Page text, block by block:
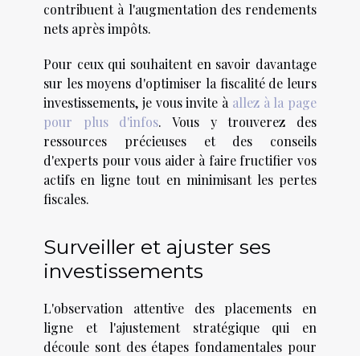
contribuent à l'augmentation des rendements
nets après impôts.
Pour ceux qui souhaitent en savoir davantage
sur les moyens d'optimiser la fiscalité de leurs
investissements, je vous invite à allez à la page
pour plus d'infos. Vous y trouverez des
ressources précieuses et des conseils
d'experts pour vous aider à faire fructifier vos
actifs en ligne tout en minimisant les pertes
fiscales.
Surveiller et ajuster ses
investissements
L'observation attentive des placements en
ligne et l'ajustement stratégique qui en
découle sont des étapes fondamentales pour